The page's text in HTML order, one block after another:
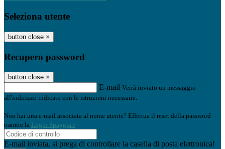
Seleziona utente
button close ×
Recupero password
button close ×
E-mail Verrà inviato un messaggio
all'indirizzo indicato con le istruzioni necessarie.
Non hai una e-mail associata al nome utente? Effettua il reset della password
tramite la Login Spaggiari
E-mail inviata, si prega di controllare la casella di posta elettronica!